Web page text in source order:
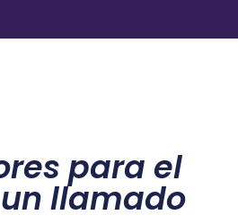
para el
llamado